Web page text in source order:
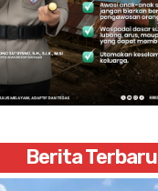
Berita Terbaru